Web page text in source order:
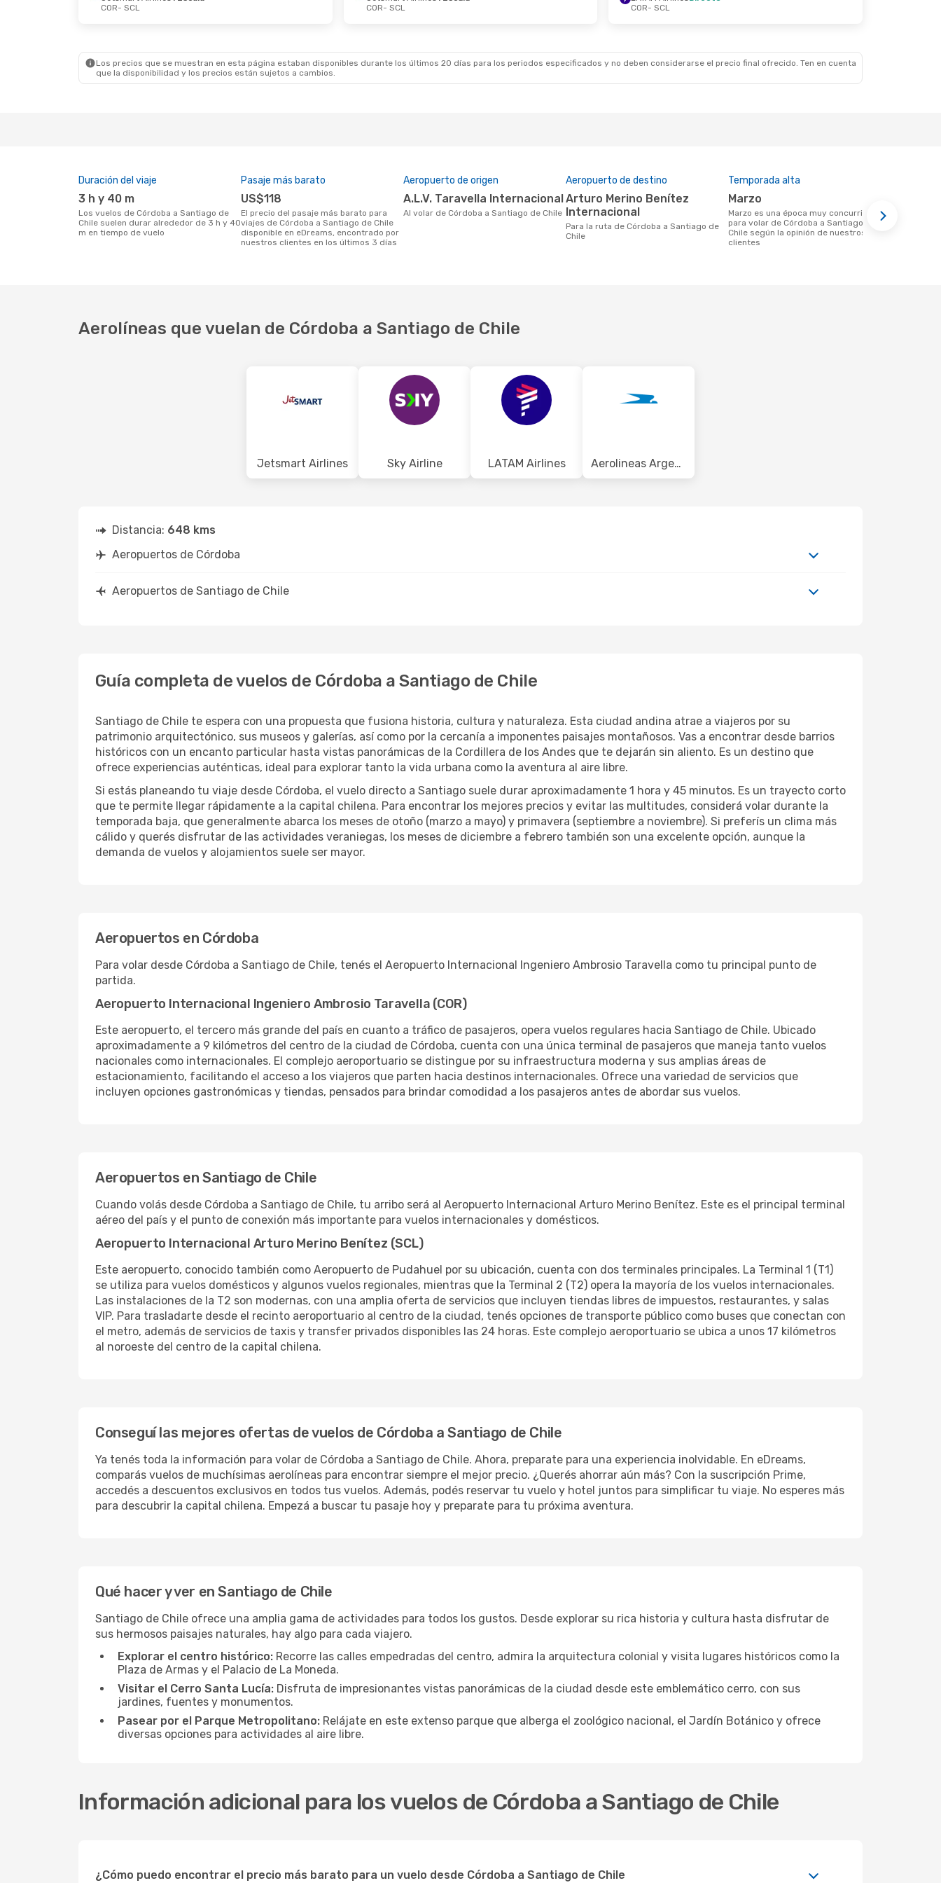
Directo
Aerolineas Argentinas
1 Escala
SCL - COR
Jetsmart Airlines
1 Escala
SCL - COR
COR- SCL
COR- SCL
COR- SCL
Los precios que se muestran en esta página estaban disponibles durante los últimos 20 días para los periodos especificados y no deben considerarse el precio final ofrecido. Ten en cuenta
que la disponibilidad y los precios están sujetos a cambios.
Duración del viaje
3 h y 40 m
Los vuelos de Córdoba a Santiago de
Chile suelen durar alrededor de 3 h y 40
m en tiempo de vuelo
Pasaje más barato
US$118
El precio del pasaje más barato para
viajes de Córdoba a Santiago de Chile
disponible en eDreams, encontrado por
nuestros clientes en los últimos 3 días
Aeropuerto de origen
A.L.V. Taravella Internacional
Al volar de Córdoba a Santiago de Chile
Aeropuerto de destino
Arturo Merino Benítez
Internacional
Para la ruta de Córdoba a Santiago de
Chile
Temporada alta
marzo
marzo es una época muy concurrida
para volar de Córdoba a Santiago de
Chile según la opinión de nuestros
clientes
Aerolíneas que vuelan de Córdoba a Santiago de Chile
Jetsmart Airlines Sky Airline LATAM Airlines Aerolineas Argentinas
Distancia: 648 kms
Aeropuertos de Córdoba
Aeropuertos de Santiago de Chile
Guía completa de vuelos de Córdoba a Santiago de Chile
Santiago de Chile te espera con una propuesta que fusiona historia, cultura y naturaleza. Esta ciudad andina atrae a viajeros por su
patrimonio arquitectónico, sus museos y galerías, así como por la cercanía a imponentes paisajes montañosos. Vas a encontrar desde barrios
históricos con un encanto particular hasta vistas panorámicas de la Cordillera de los Andes que te dejarán sin aliento. Es un destino que
ofrece experiencias auténticas, ideal para explorar tanto la vida urbana como la aventura al aire libre.
Si estás planeando tu viaje desde Córdoba, el vuelo directo a Santiago suele durar aproximadamente 1 hora y 45 minutos. Es un trayecto corto
que te permite llegar rápidamente a la capital chilena. Para encontrar los mejores precios y evitar las multitudes, considerá volar durante la
temporada baja, que generalmente abarca los meses de otoño (marzo a mayo) y primavera (septiembre a noviembre). Si preferís un clima más
cálido y querés disfrutar de las actividades veraniegas, los meses de diciembre a febrero también son una excelente opción, aunque la
demanda de vuelos y alojamientos suele ser mayor.
Aeropuertos en Córdoba
Para volar desde Córdoba a Santiago de Chile, tenés el Aeropuerto Internacional Ingeniero Ambrosio Taravella como tu principal punto de
partida.
Aeropuerto Internacional Ingeniero Ambrosio Taravella (COR)
Este aeropuerto, el tercero más grande del país en cuanto a tráfico de pasajeros, opera vuelos regulares hacia Santiago de Chile. Ubicado
aproximadamente a 9 kilómetros del centro de la ciudad de Córdoba, cuenta con una única terminal de pasajeros que maneja tanto vuelos
nacionales como internacionales. El complejo aeroportuario se distingue por su infraestructura moderna y sus amplias áreas de
estacionamiento, facilitando el acceso a los viajeros que parten hacia destinos internacionales. Ofrece una variedad de servicios que
incluyen opciones gastronómicas y tiendas, pensados para brindar comodidad a los pasajeros antes de abordar sus vuelos.
Aeropuertos en Santiago de Chile
Cuando volás desde Córdoba a Santiago de Chile, tu arribo será al Aeropuerto Internacional Arturo Merino Benítez. Este es el principal terminal
aéreo del país y el punto de conexión más importante para vuelos internacionales y domésticos.
Aeropuerto Internacional Arturo Merino Benítez (SCL)
Este aeropuerto, conocido también como Aeropuerto de Pudahuel por su ubicación, cuenta con dos terminales principales. La Terminal 1 (T1)
se utiliza para vuelos domésticos y algunos vuelos regionales, mientras que la Terminal 2 (T2) opera la mayoría de los vuelos internacionales.
Las instalaciones de la T2 son modernas, con una amplia oferta de servicios que incluyen tiendas libres de impuestos, restaurantes, y salas
VIP. Para trasladarte desde el recinto aeroportuario al centro de la ciudad, tenés opciones de transporte público como buses que conectan con
el metro, además de servicios de taxis y transfer privados disponibles las 24 horas. Este complejo aeroportuario se ubica a unos 17 kilómetros
al noroeste del centro de la capital chilena.
Conseguí las mejores ofertas de vuelos de Córdoba a Santiago de Chile
Ya tenés toda la información para volar de Córdoba a Santiago de Chile. Ahora, preparate para una experiencia inolvidable. En eDreams,
comparás vuelos de muchísimas aerolíneas para encontrar siempre el mejor precio. ¿Querés ahorrar aún más? Con la suscripción Prime,
accedés a descuentos exclusivos en todos tus vuelos. Además, podés reservar tu vuelo y hotel juntos para simplificar tu viaje. No esperes más
para descubrir la capital chilena. Empezá a buscar tu pasaje hoy y preparate para tu próxima aventura.
Qué hacer y ver en Santiago de Chile
Santiago de Chile ofrece una amplia gama de actividades para todos los gustos. Desde explorar su rica historia y cultura hasta disfrutar de
sus hermosos paisajes naturales, hay algo para cada viajero.
Explorar el centro histórico: Recorre las calles empedradas del centro, admira la arquitectura colonial y visita lugares históricos como la
Plaza de Armas y el Palacio de La Moneda.
Visitar el Cerro Santa Lucía: Disfruta de impresionantes vistas panorámicas de la ciudad desde este emblemático cerro, con sus
jardines, fuentes y monumentos.
Pasear por el Parque Metropolitano: Relájate en este extenso parque que alberga el zoológico nacional, el Jardín Botánico y ofrece
diversas opciones para actividades al aire libre.
Información adicional para los vuelos de Córdoba a Santiago de Chile
¿Cómo puedo encontrar el precio más barato para un vuelo desde Córdoba a Santiago de Chile